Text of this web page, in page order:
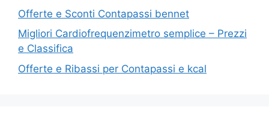
Offerte e Sconti Contapassi bennet
Migliori Cardiofrequenzimetro semplice – Prezzi
e Classifica
Offerte e Ribassi per Contapassi e kcal